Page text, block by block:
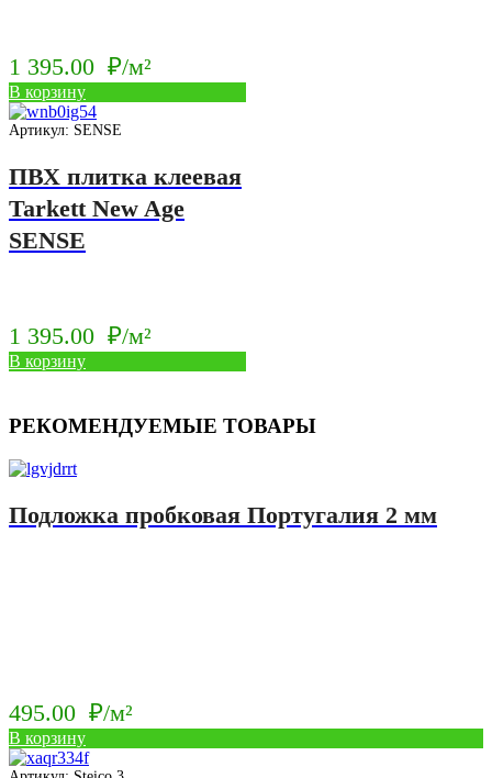
1 395.00 ₽/м²
В корзину
Артикул: SENSE
ПВХ плитка клеевая
Tarkett New Age
SENSE
1 395.00 ₽/м²
В корзину
РЕКОМЕНДУЕМЫЕ ТОВАРЫ
Подложка пробковая Португалия 2 мм
495.00 ₽/м²
В корзину